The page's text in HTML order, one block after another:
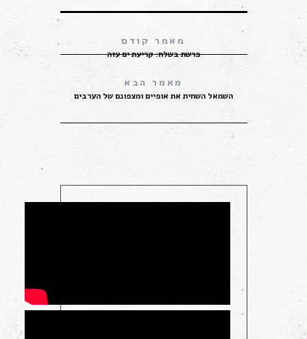
פרשת בשלח: קריעת ים עזה
השמאל השחית את אופיים ומצפונם של הערבים